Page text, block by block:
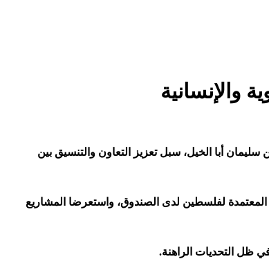
والإنسانية
أبا الخيل، سبل تعزيز التعاون والتنسيق بين
المعتمدة لفلسطين لدى الصندوق، واستعرضا المشاريع
ظل التحديات الراهنة.